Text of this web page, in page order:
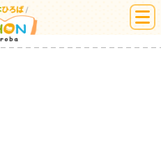
絵本ひろば